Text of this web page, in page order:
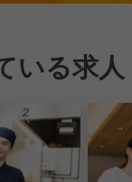
いる求人